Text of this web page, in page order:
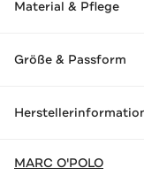
Material & Pflege
Größe & Passform
MARC O'POLO